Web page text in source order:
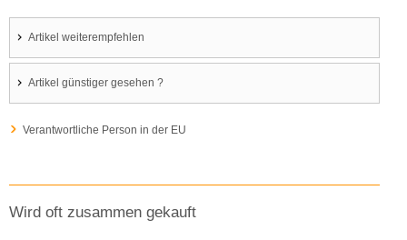
Artikel weiterempfehlen
Artikel günstiger gesehen ?
Verantwortliche Person in der EU
Wird oft zusammen gekauft